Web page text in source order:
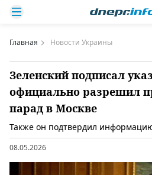
Главная Новости Украины
Зеленский подписал
официально разрешил
парад в Москве
Также он подтвердил
08.05.2026